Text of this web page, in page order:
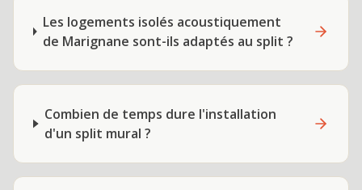
Les logements isolés acoustiquement
de Marignane sont-ils adaptés au split ?
Combien de temps dure l'installation
d'un split mural ?